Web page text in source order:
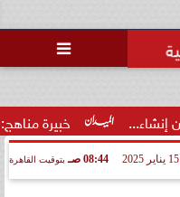

خبيرة مناهج: حداثة
08:44 صـ بتوقيت القاهرة